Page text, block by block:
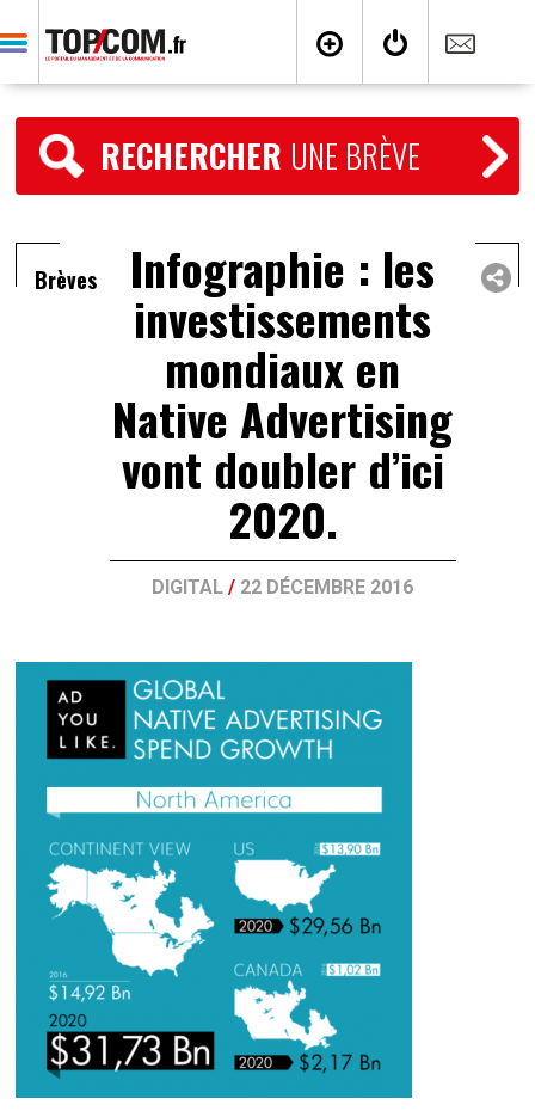
RECHERCHER UNE BRÈVE
Brèves Infographie : les
investissements
mondiaux en
Native Advertising
vont doubler d’ici
2020.
DIGITAL / 22 DÉCEMBRE 2016